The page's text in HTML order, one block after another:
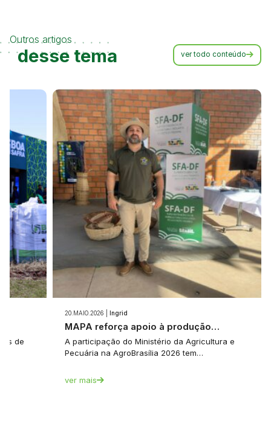
Outros artigos
desse tema ver todo conteúdo
de
20.MAIO.2026 | Ingrid
MAPA reforça apoio à produção…
A participação do Ministério da Agricultura e
Pecuária na AgroBrasília 2026 tem…
ver mais